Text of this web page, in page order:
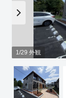
1/29 外観